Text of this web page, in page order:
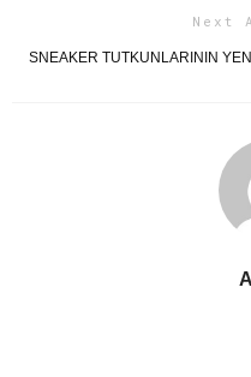
Next
SNEAKER TUTKUNLARININ